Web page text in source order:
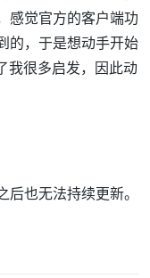
感觉官方的客户端功
的，于是想动手开始
我很多启发，因此动
也无法持续更新。